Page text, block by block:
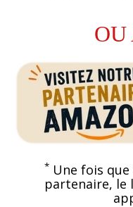
OU
*Une fois que
partenaire, le